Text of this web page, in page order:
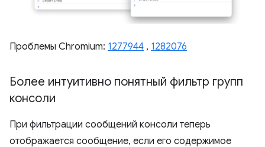
Проблемы Chromium: 1277944 , 1282076
Более интуитивно понятный фильтр групп
консоли
При фильтрации сообщений консоли теперь
отображается сообщение, если его содержимое